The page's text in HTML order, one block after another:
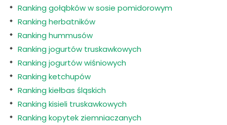
Ranking gołąbków w sosie pomidorowym
Ranking herbatników
Ranking hummusów
Ranking jogurtów truskawkowych
Ranking jogurtów wiśniowych
Ranking ketchupów
Ranking kiełbas śląskich
Ranking kisieli truskawkowych
Ranking kopytek ziemniaczanych